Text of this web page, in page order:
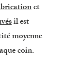
et
il est
moyenne
coin.